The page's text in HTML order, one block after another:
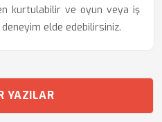
kurtulabilir ve oyun veya iş
elde edebilirsiniz.
YAZILAR